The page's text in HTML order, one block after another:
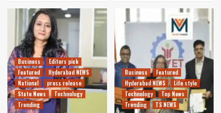
3
Business Editors pick
Life style
National press release Top News Trending
రెండేళ్ల క్రీడా శ్రేష్టతను వేడుక చేసిన ఒడిషా AM/NS
ఇండియా ఖో ఖో హై పెర్ఫార్మెన్స్ సెంటర్..
Business
Editors pick
Featured
Hyderabad NEWS
National
press release
State News
Technology
Trending
Business
Featured
Hyderabad NEWS
Life style
Technology
Top News
Trending
TS NEWS